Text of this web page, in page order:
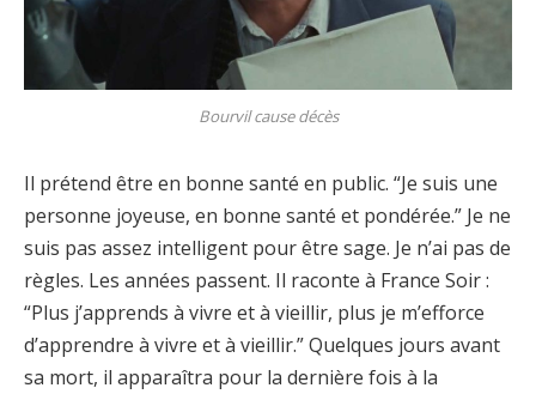
Bourvil cause décès
Il prétend être en bonne santé en public. “Je suis une
personne joyeuse, en bonne santé et pondérée.” Je ne
suis pas assez intelligent pour être sage. Je n’ai pas de
règles. Les années passent. Il raconte à France Soir :
“Plus j’apprends à vivre et à vieillir, plus je m’efforce
d’apprendre à vivre et à vieillir.” Quelques jours avant
sa mort, il apparaîtra pour la dernière fois à la